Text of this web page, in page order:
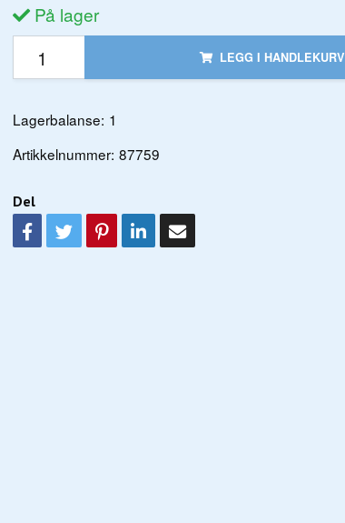
På lager
LEGG I HANDLEKURV
Lagerbalanse: 1
Artikkelnummer: 87759
Del